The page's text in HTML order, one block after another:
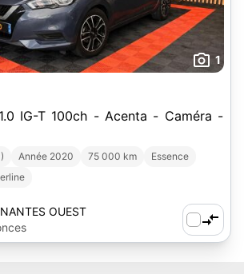
1
IG-T 100ch - Acenta - Caméra -
Année 2020 75 000 km
Essence
OUEST